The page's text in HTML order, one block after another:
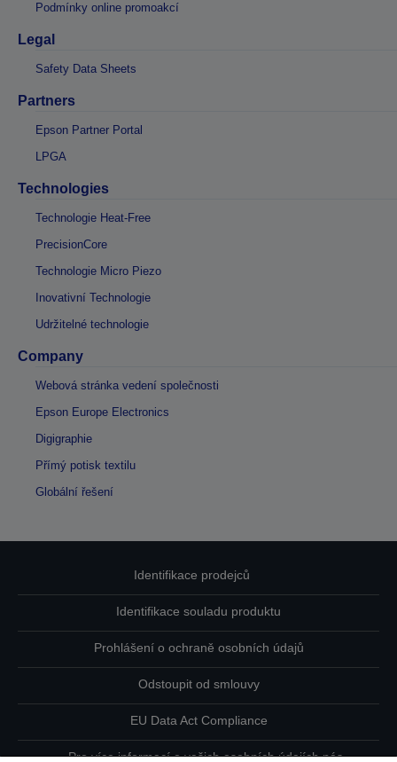
Podmínky online promoakcí
Legal
Safety Data Sheets
Partners
Epson Partner Portal
LPGA
Technologies
Technologie Heat-Free
PrecisionCore
Technologie Micro Piezo
Inovativní Technologie
Udržitelné technologie
Company
Webová stránka vedení společnosti
Epson Europe Electronics
Digigraphie
Přímý potisk textilu
Globální řešení
Identifikace prodejců
Identifikace souladu produktu
Prohlášení o ochraně osobních údajů
Odstoupit od smlouvy
EU Data Act Compliance
Pro více informací o vašich osobních údajích nás